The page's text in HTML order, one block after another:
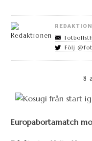
Följ
8
Europabortamatch